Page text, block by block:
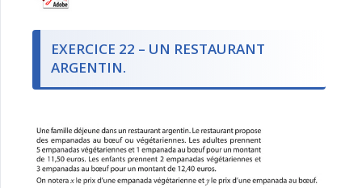
EXERCICE 22 – UN RESTAURANT
ARGENTIN.